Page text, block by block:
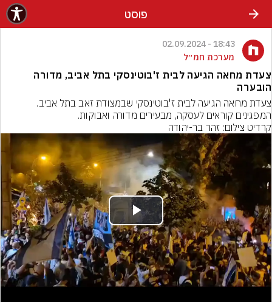
פוסט
18:43 - 02.09.2024
מערכת חמ״ל
צעדת מחאה הגיעה לבית ז'בוטינסקי בתל אביב, מדורה
הובערה
המפגינים קוראים לעסקה, מבעירים מדורה ואבוקות.
קרדיט צילום: זהר בר-יהודה
Play
Video